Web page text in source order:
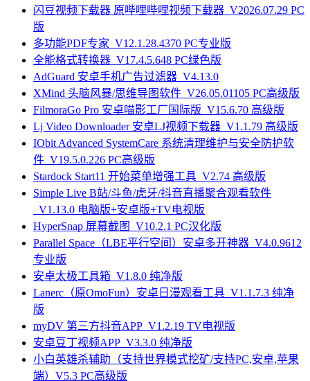
闪豆视频下载器 原哔哩哔哩视频下载器_V2026.07.29 PC
版
多功能PDF专家_V12.1.28.4370 PC专业版
全能格式转换器_V17.4.5.648 PC绿色版
AdGuard 安卓手机广告过滤器_V4.13.0
XMind 头脑风暴/思维导图软件_V26.05.01105 PC高级版
FilmoraGo Pro 安卓喵影工厂国际版_V15.6.70 高级版
Lj Video Downloader 安卓LJ视频下载器_V1.1.79 高级版
IObit Advanced SystemCare 系统清理维护与安全防护软
件_V19.5.0.226 PC高级版
Stardock Start11 开始菜单增强工具_V2.74 高级版
Simple Live B站/斗鱼/虎牙/抖音直播聚合观看软件
_V1.13.0 电脑版+安卓版+TV电视版
HyperSnap 屏幕截图_V10.2.1 PC汉化版
Parallel Space（LBE平行空间）安卓多开神器_V4.0.9612
专业版
安卓太极工具箱_V1.8.0 纯净版
Lanerc（原OmoFun）安卓日漫观看工具_V1.1.7.3 纯净
版
myDV 第三方抖音APP_V1.2.19 TV电视版
安卓豆丁视频APP_V3.3.0 纯净版
小白英雄杀辅助（支持世界模式挖矿/支持PC,安卓,苹果
端）V5.3 PC高级版